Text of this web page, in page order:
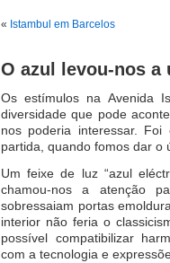
« Istambul em Barcelos
O azul levou-nos a
Os estímulos na Avenida
diversidade que pode
nos poderia interessar.
partida, quando fomos dar o
Um feixe de luz “azul
chamou-nos a atenção
sobressaiam portas
interior não feria o
possível compatibilizar
com a tecnologia e